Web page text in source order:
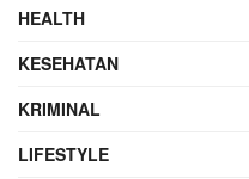
HEALTH
KESEHATAN
KRIMINAL
LIFESTYLE